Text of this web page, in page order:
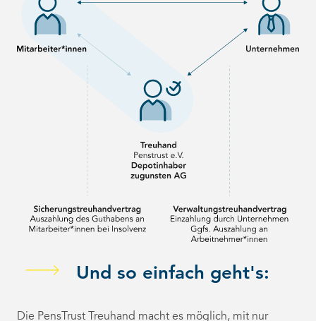
Und so einfach geht's:
Die PensTrust Treuhand macht es möglich, mit nur